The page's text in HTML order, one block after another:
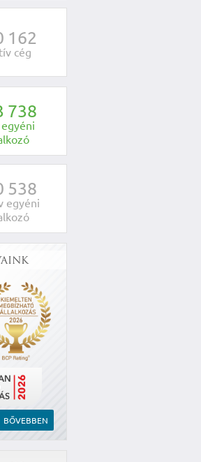
162
cég
738
538
egyéni
BŐVEBBEN